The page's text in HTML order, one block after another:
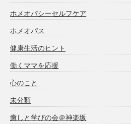
ホメオパシーセルフケア
ホメオパス
健康生活のヒント
働くママを応援
心のこと
未分類
癒しと学びの会＠神楽坂